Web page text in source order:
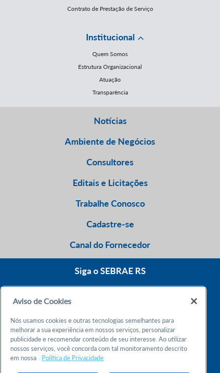
Contrato de Prestação de Serviço
Institucional
Quem Somos
Estrutura Organizacional
Atuação
Transparência
Notícias
Ambiente de Negócios
Consultores
Editais e Licitações
Trabalhe Conosco
Cadastre-se
Canal do Fornecedor
Siga o SEBRAE RS
Atendimento 24h
Chame no WhatsApp
Aviso de Cookies
Nós usamos cookies e outras tecnologias semelhantes para
melhorar a sua experiência em nossos serviços, personalizar
publicidade e recomendar conteúdo de seu interesse. Ao utilizar
nossos serviços, você concorda com tal monitoramento descrito
em nossa
Política de Privacidade